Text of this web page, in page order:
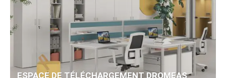
ESPACE DE TÉLÉCHARGEMENT DROMEAS